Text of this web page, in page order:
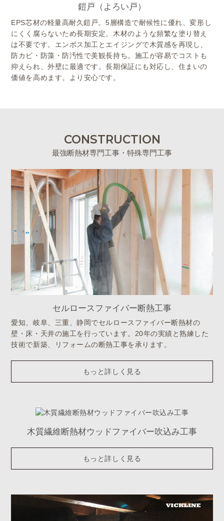
鎧戸（よろい戸）
EPS芯材の軽量高耐久鎧戸。5層構造で耐候性に優れ、変形し
にくく腐らないため長期安定。木材のような頻繁な塗り替え
は不要です。エンボス加工とエイジングで木質感を再現し、
防カビ・防藻・防汚性で美観長持ち。施工が容易でコストも
抑えられ、外壁に最適です。長期保証にも対応し、住まいの
価値を高めます。より安心です。
CONSTRUCTION
最強断熱材専門工事・特殊専門工事
セルロースファイバー断熱工事
愛知、岐阜、三重、静岡でセルロースファイバー断熱材の
壁・床・天井の施工を行っています。20年の実績と熟練した
技術で新築、リフォームの断熱工事を承ります。
もっと詳しく見る
木質繊維断熱材ウッドファイバー吹込み工事
もっと詳しく見る